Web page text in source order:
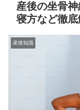
産後の坐骨
寝方など徹
産後知識